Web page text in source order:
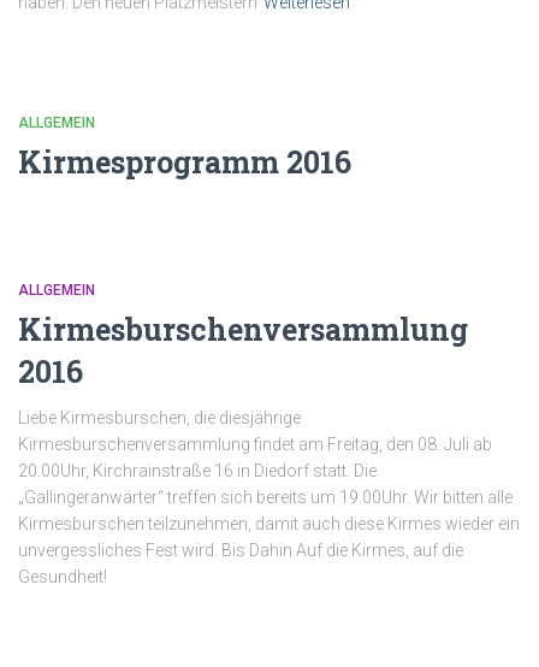
ALLGEMEIN
Kirmesprogramm 2016
ALLGEMEIN
Kirmesburschenversammlung
2016
Liebe Kirmesburschen, die diesjährige
Kirmesburschenversammlung findet am Freitag, den 08. Juli ab
20.00Uhr, Kirchrainstraße 16 in Diedorf statt. Die
„Gallingeranwärter“ treffen sich bereits um 19.00Uhr. Wir bitten alle
Kirmesburschen teilzunehmen, damit auch diese Kirmes wieder ein
unvergessliches Fest wird. Bis Dahin Auf die Kirmes, auf die
Gesundheit!